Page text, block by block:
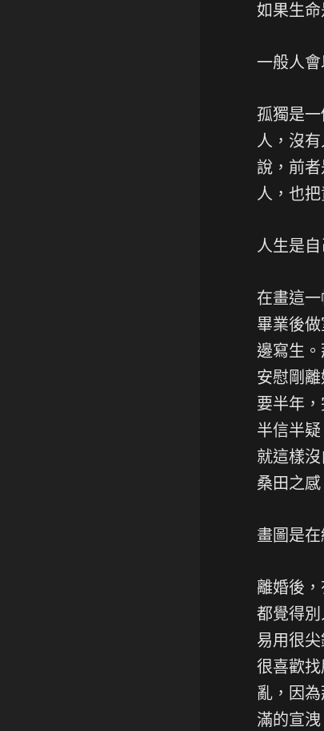
如果生
一般人
孤獨是
人，沒
說，前
人，也
人生是
在畫這
畢業後
邊寫生
安慰剛
要半年
半信半
就這樣
桑田之
畫圖是
離婚後
都覺得
易用很
很喜歡
亂，因
滿的宣